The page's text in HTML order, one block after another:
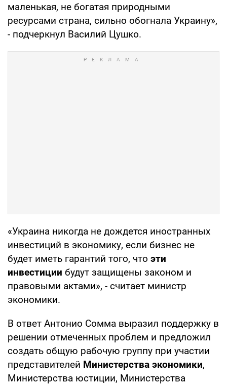
маленькая, не богатая природными
ресурсами страна, сильно обогнала Украину»,
- подчеркнул Василий Цушко.
«Украина никогда не дождется иностранных
инвестиций в экономику, если бизнес не
будет иметь гарантий того, что эти
инвестиции будут защищены законом и
правовыми актами», - считает министр
экономики.
В ответ Антонио Сомма выразил поддержку в
решении отмеченных проблем и предложил
создать общую рабочую группу при участии
представителей Министерства экономики,
Министерства юстиции, Министерства